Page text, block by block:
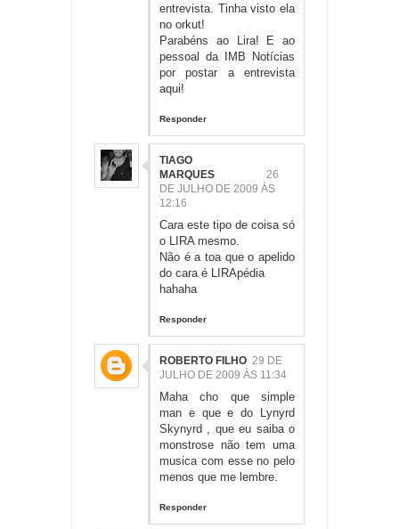
entrevista. Tinha visto ela
no orkut!
Parabéns ao Lira! E ao
pessoal da IMB Notícias
por postar a entrevista
aqui!
Responder
TIAGO
MARQUES
26
DE JULHO DE 2009 ÀS
12:16
Cara este tipo de coisa só
o LIRA mesmo.
Não é a toa que o apelido
do cara é LIRApédia
hahaha
Responder
ROBERTO FILHO 29 DE
JULHO DE 2009 ÀS 11:34
Maha cho que simple
man e que e do Lynyrd
Skynyrd , que eu saiba o
monstrose não tem uma
musica com esse no pelo
menos que me lembre.
Responder